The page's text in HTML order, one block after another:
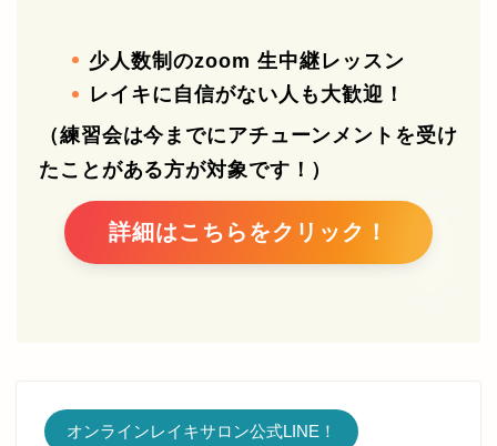
少人数制のzoom 生中継レッスン
レイキに自信がない人も大歓迎！
（練習会は今までにアチューンメントを受け
たことがある方が対象です！）
詳細はこちらをクリック！
オンラインレイキサロン公式LINE！